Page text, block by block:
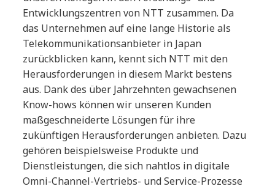
Entwicklungszentren von NTT zusammen. Da
das Unternehmen auf eine lange Historie als
Telekommunikationsanbieter in Japan
zurückblicken kann, kennt sich NTT mit den
Herausforderungen in diesem Markt bestens
aus. Dank des über Jahrzehnten gewachsenen
Know-hows können wir unseren Kunden
maßgeschneiderte Lösungen für ihre
zukünftigen Herausforderungen anbieten. Dazu
gehören beispielsweise Produkte und
Dienstleistungen, die sich nahtlos in digitale
Omni-Channel-Vertriebs- und Service-Prozesse